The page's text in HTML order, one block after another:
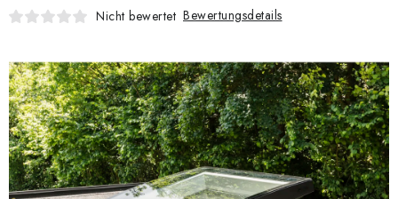
BAU
IMPRESSUM
Reklamationen und Rücksendungen
Richtlinien zur Verwendung von Cookies
Nicht bewertet Bewertungsdetails